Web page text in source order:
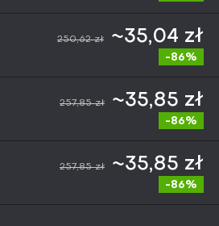
250,62 zł ~35,04 zł
-86%
257,85 zł ~35,85 zł
-86%
257,85 zł ~35,85 zł
-86%